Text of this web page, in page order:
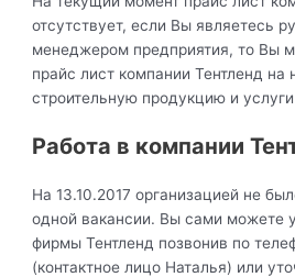
отсутствует, если Вы являетесь
менеджером предприятия, то Вы
прайс лист компании Тентленд
строительную продукцию и
Работа в компании
На 13.10.2017 организацией не
одной вакансии. Вы сами можете
фирмы Тентленд позвонив по
(контактное лицо Наталья) или